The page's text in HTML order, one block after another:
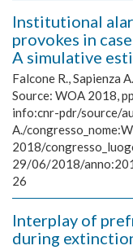
Institutional
provokes in
A simulative
Falcone R., Sapienza A.
Source: WOA 2018,
info:cnr-pdr/source/
A./
2018/
29/06/2018/
26
Interplay of
during